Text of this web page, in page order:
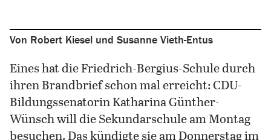
Von Robert Kiesel und Susanne Vieth-Entus
Eines hat die Friedrich-Bergius-Schule durch
ihren Brandbrief schon mal erreicht: CDU-
Bildungssenatorin Katharina Günther-
Wünsch will die Sekundarschule am Montag
besuchen. Das kündigte sie am Donnerstag im